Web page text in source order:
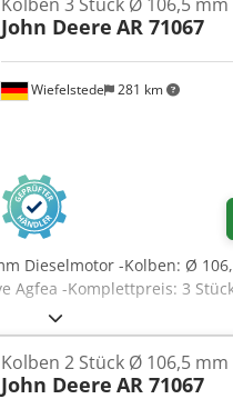
Aufpreis die folgendenden
AbnahmeKomplette
von
IHR VTS TEAM Cedpfxsy
Wiefelstede 281 km
Kolben 3 Stück Ø 106,5
John Deere AR 71067
Dieselmotor -Kolben: Ø
Agfea -Komplettpreis: 3
Kolben 2 Stück Ø 106,5
John Deere AR 71067